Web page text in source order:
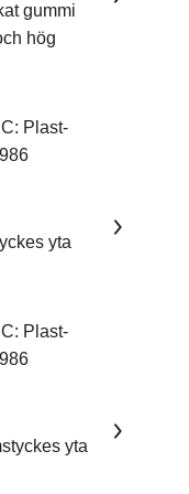
gummi
hög
Plast-
yta
Plast-
yta